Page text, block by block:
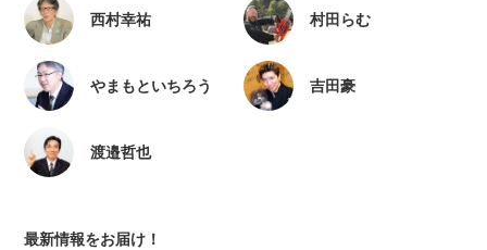
西村幸祐 村田らむ
やまもといちろう 吉田豪
渡邉哲也
最新情報をお届け！